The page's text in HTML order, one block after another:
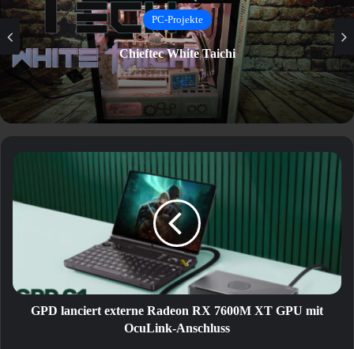
PC-Projekte
LianLi Frosted Dragon
Radeon
mit
OcuLink-
GPD lanciert externe Radeon RX 7600M XT GPU mit
OcuLink-Anschluss